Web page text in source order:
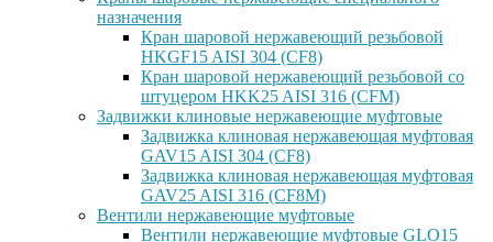
назначения
Кран шаровой нержавеющий резьбовой
HKGF15 AISI 304 (CF8)
Кран шаровой нержавеющий резьбовой со
штуцером HKK25 AISI 316 (CFM)
Задвижки клиновые нержавеющие муфтовые
Задвижка клиновая нержавеющая муфтовая
GAV15 AISI 304 (CF8)
Задвижка клиновая нержавеющая муфтовая
GAV25 AISI 316 (CF8M)
Вентили нержавеющие муфтовые
Вентили нержавеющие муфтовые GLO15